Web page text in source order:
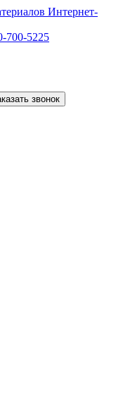
Интернет-
700-5225
звонок